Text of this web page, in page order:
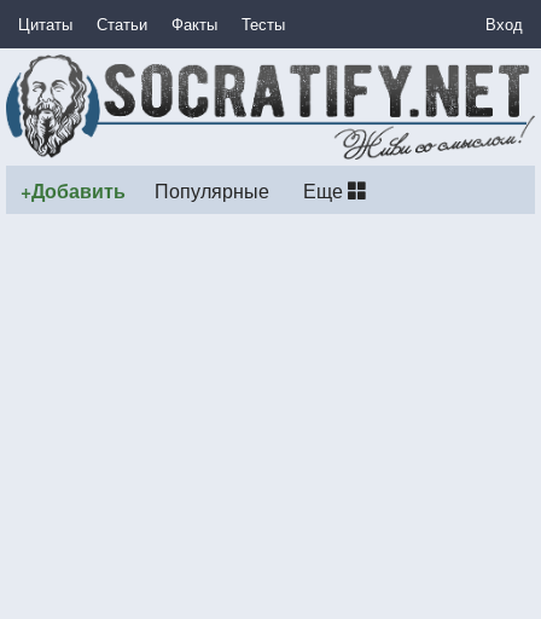
Цитаты Статьи Факты Тесты Вход
+Добавить Популярные Еще